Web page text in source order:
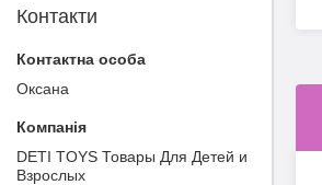
Контакти
Оксана
DETI TOYS Товары Для Детей и
Взрослых